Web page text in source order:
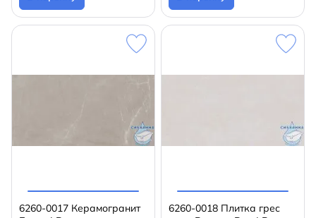
6260-0017 Керамогранит
6260-0018 Плитка грес